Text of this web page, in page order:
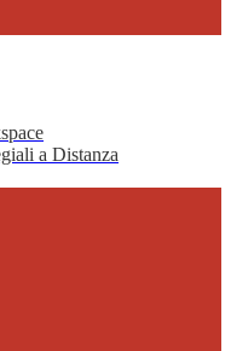
a Distanza